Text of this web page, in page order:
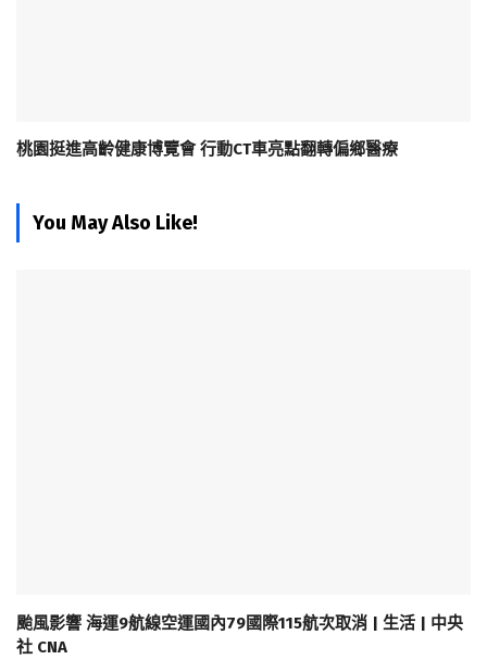
桃園挺進高齡健康博覽會 行動CT車亮點翻轉偏鄉醫療
You May Also Like!
颱風影響 海運9航線空運國內79國際115航次取消 | 生活 | 中央
社 CNA